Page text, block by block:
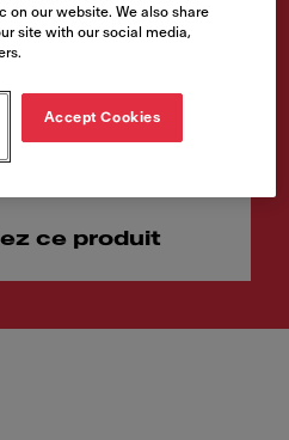
ce produit
on our website. We also share
site with our social media,
Accept Cookies